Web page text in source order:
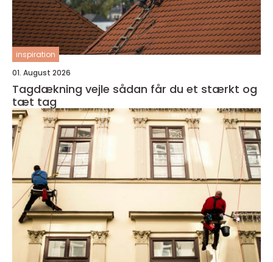
inspiration
01. August 2026
Tagdækning vejle sådan får du et stærkt og
tæt tag